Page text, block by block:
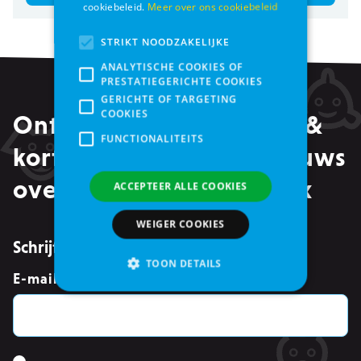
Ontvang alle promoties &
kortingen, maar ook nieuws
over events in je mailbox
Schrijf je in voor de nieuwsbrief
E-mailadres
cookiebeleid. Meer over ons cookiebeleid
STRIKT NOODZAKELIJKE
ANALYTISCHE COOKIES OF
PRESTATIEGERICHTE COOKIES
GERICHTE OF TARGETING
COOKIES
FUNCTIONALITEITS
ACCEPTEER ALLE COOKIES
WEIGER COOKIES
TOON DETAILS
Analytische cookies of prestatiegerichte cookies